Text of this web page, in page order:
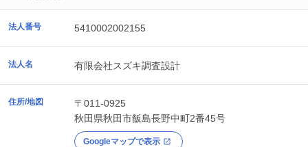
法人番号 5410002002155
法人名 有限会社スズキ調査設計
住所/地図
〒011-0925
秋田県秋田市飯島長野中町2番45号
Googleマップで表示